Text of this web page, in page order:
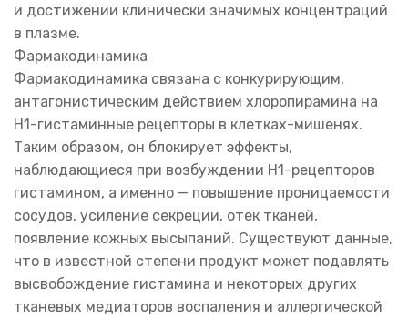
и достижении клинически значимых концентраций
в плазме.
Фармакодинамика
Фармакодинамика связана с конкурирующим,
антагонистическим действием хлоропирамина на
Н1-гистаминные рецепторы в клетках-мишенях.
Таким образом, он блокирует эффекты,
наблюдающиеся при возбуждении Н1-рецепторов
гистамином, а именно — повышение проницаемости
сосудов, усиление секреции, отек тканей,
появление кожных высыпаний. Существуют данные,
что в известной степени продукт может подавлять
высвобождение гистамина и некоторых других
тканевых медиаторов воспаления и аллергической